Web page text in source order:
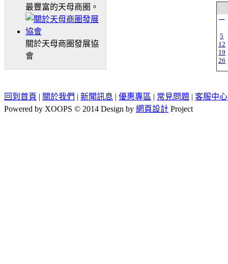
最豐富的天母商圈。
關於天母商圈發展協
會
一
5
12
19
26
回到首頁 | 關於我們 | 新聞訊息 | 優惠專區 | 常見問題 | 客服中心
Powered by XOOPS © 2014 Design by 網頁設計 Project